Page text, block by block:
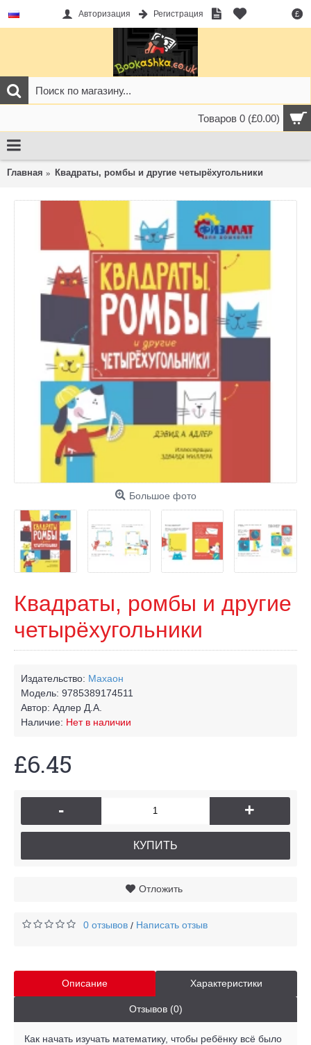
£
Авторизация Регистрация
Товаров 0 (£0.00)
Главная Квадраты, ромбы и другие четырёхугольники
Большое фото
Квадраты, ромбы и другие
четырёхугольники
Издательство: Махаон
Модель: 9785389174511
Автор: Адлер Д.А.
Наличие: Нет в наличии
£6.45
- +
КУПИТЬ
Отложить
0 отзывов / Написать отзыв
Описание Характеристики
Отзывов (0)
Как начать изучать математику, чтобы ребёнку всё было